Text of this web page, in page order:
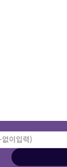
가
기